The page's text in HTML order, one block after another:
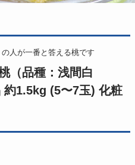
人が一番と答える桃です
（品種：浅間白
約1.5kg (5〜7玉) 化粧